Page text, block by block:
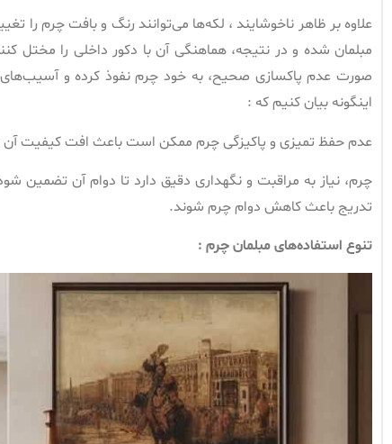
علاوه بر ظاهر ناخوشایند ، لکه‌ها می‌توانند رنگ و بافت چرم را
مبلمان شده و در نتیجه، هماهنگی آن با دکور داخلی را مختل
صورت عدم پاکسازی صحیح، به خود چرم نفوذ کرده و آسیب‌های
اینگونه بیان کنیم که :
عدم حفظ تمیزی و پاکیزگی چرم ممکن است باعث افت کیفیت
چرم، نیاز به مراقبت و نگهداری دقیق دارد تا دوام آن تضمین
تدریج باعث کاهش دوام چرم شوند.
تنوع استفاده‌های مبلمان چرم :